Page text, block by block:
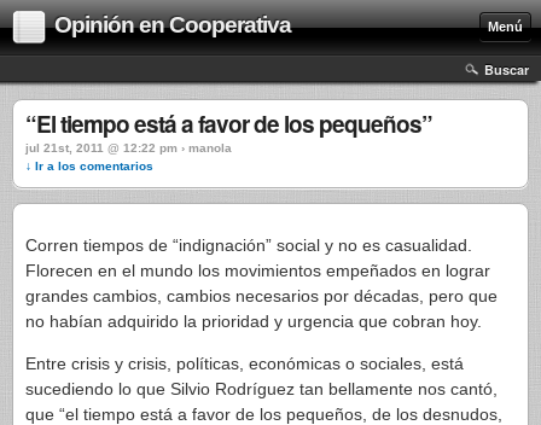
Opinión en Cooperativa Menú
Buscar
“El tiempo está a favor de los pequeños”
jul 21st, 2011 @ 12:22 pm › manola
↓ Ir a los comentarios
Corren tiempos de “indignación” social y no es casualidad.
Florecen en el mundo los movimientos empeñados en lograr
grandes cambios, cambios necesarios por décadas, pero que
no habían adquirido la prioridad y urgencia que cobran hoy.
Entre crisis y crisis, políticas, económicas o sociales, está
sucediendo lo que Silvio Rodríguez tan bellamente nos cantó,
que “el tiempo está a favor de los pequeños, de los desnudos,